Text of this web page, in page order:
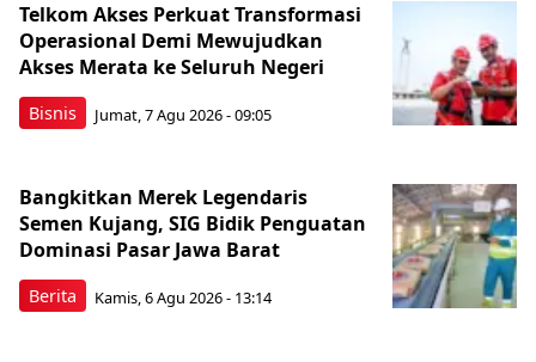
Bisnis
Telkom Akses Perkuat Transformasi
Operasional Demi Mewujudkan
Akses Merata ke Seluruh Negeri
Jumat, 7 Agu 2026 - 09:05
Berita
Bangkitkan Merek Legendaris
Semen Kujang, SIG Bidik Penguatan
Dominasi Pasar Jawa Barat
Kamis, 6 Agu 2026 - 13:14